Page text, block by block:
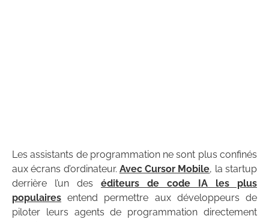
Les assistants de programmation ne sont plus confinés
aux écrans d’ordinateur. Avec Cursor Mobile, la startup
derrière l’un des éditeurs de code IA les plus
populaires entend permettre aux développeurs de
piloter leurs agents de programmation directement